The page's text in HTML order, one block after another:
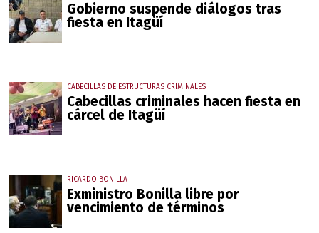
Gobierno suspende diálogos tras
fiesta en Itagüí
CABECILLAS DE ESTRUCTURAS CRIMINALES
Cabecillas criminales hacen fiesta en
cárcel de Itagüí
RICARDO BONILLA
Exministro Bonilla libre por
vencimiento de términos